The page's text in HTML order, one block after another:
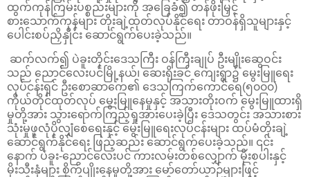
ထွက်ကုန်ကြမ်းပစ္စည်းများကို အခြေခံ၍ တန်ဖိုးမြှင့်
စားသောက်ကုန်များ တိုးချဲ့ထုတ်လုပ်နိုင်ရေး တာဝန်ရှိသူများနှင့်
ပေါင်းစပ်ညှိနှိုင်း ဆောင်ရွက်ပေးခဲ့သည်။
ဆက်လက်၍ ပဲခူးတိုင်းဒေသကြီး ဝန်ကြီးချုပ် ဦးမျိုးဆွေဝင်း
သည် ညောင်လေးပင်မြို့နယ်၊ ဆေးရိုးခင် ကျေးရွာ၌ မွေးမြူရေး
လုပ်ငန်းရှင် ဦးစောဆာကေ၏ ဒေသကြက်ကောင်ရေ(၅၀၀၀)
ကိုယ်တိုင်ထုတ်လုပ် မွေးမြူနေမှုနှင့် အသားတိုးဝက် မွေးမြူထားရှိ
မှုတို့အား သွားရောက်ကြည့်ရှုအားပေးခဲ့ပြီး ဒေသတွင်း အသားစား
သုံးမှုဖူလုံပိုလျှံစေရေးနှင့် မွေးမြူရေးလုပ်ငန်းများ ထပ်မံတိုးချဲ့
ဆောင်ရွက်နိုင်ရေး ဖြည့်ဆည်း ဆောင်ရွက်ပေးခဲ့သည်။ ၎င်း
နောက် ပဲခူး-ညောင်လေးပင် ကားလမ်းတစ်လျှောက် မိုးစပါးနှင့်
မိုးသီးနှံများ စိုက်ပျိုးနေမှုတို့အား မော်တော်ယာဉ်များဖြင့်